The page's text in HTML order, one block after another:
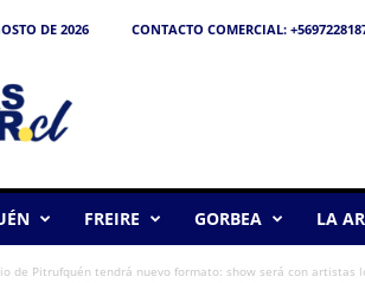
DE 2026 CONTACTO COMERCIAL:
FREIRE GORBEA LA
de Pitrufquén tendrá nuevo formato: show será con artistas